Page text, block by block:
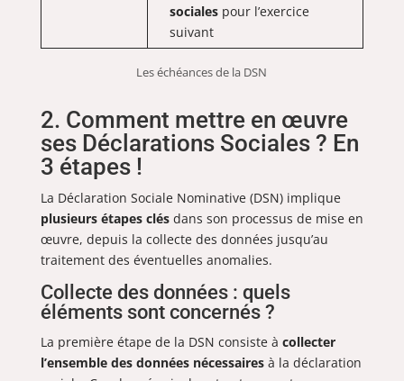
socialespour l’exercice
suivant
Les échéances de la DSN
2. Comment mettre en œuvre
ses Déclarations Sociales ? En
3 étapes !
La Déclaration Sociale Nominative (DSN) implique
plusieurs étapes clésdans son processus de mise en
œuvre, depuis la collecte des données jusqu’au
traitement des éventuelles anomalies.
Collecte des données : quels
éléments sont concernés ?
La première étape de la DSN consiste à collecter
l’ensemble des données nécessairesà la déclaration